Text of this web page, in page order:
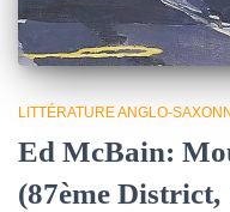
LITTÉRATURE ANGLO-
Ed McBain:
(87ème District,